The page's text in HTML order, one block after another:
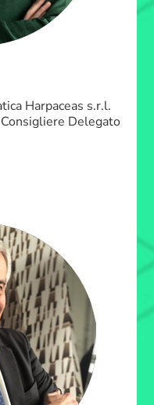
Harpaceas s.r.l.
Delegato